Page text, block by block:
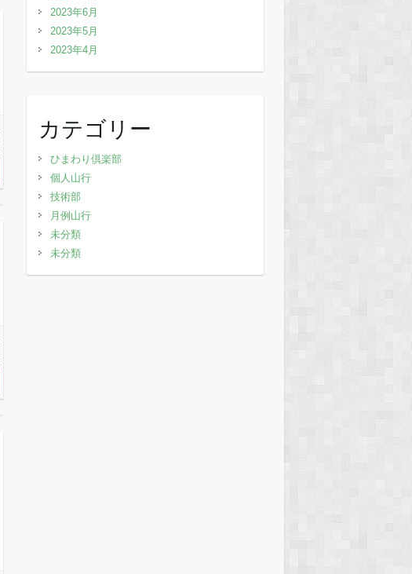
2023年6月
2023年5月
2023年4月
カテゴリー
ひまわり倶楽部
個人山行
技術部
月例山行
未分類
未分類